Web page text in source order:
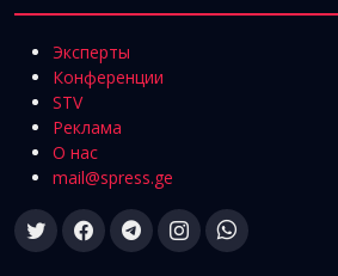
Эксперты
Конференции
STV
Реклама
О нас
mail@spress.ge